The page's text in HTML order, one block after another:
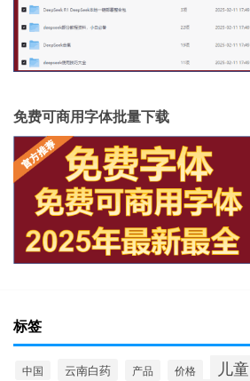
免费可商用字体批量下载
标签
中国 云南白药 产品 价格 儿童